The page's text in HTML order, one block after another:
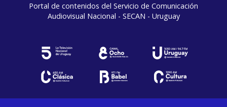
Portal de contenidos del Servicio de Comunicación
Audiovisual Nacional - SECAN - Uruguay